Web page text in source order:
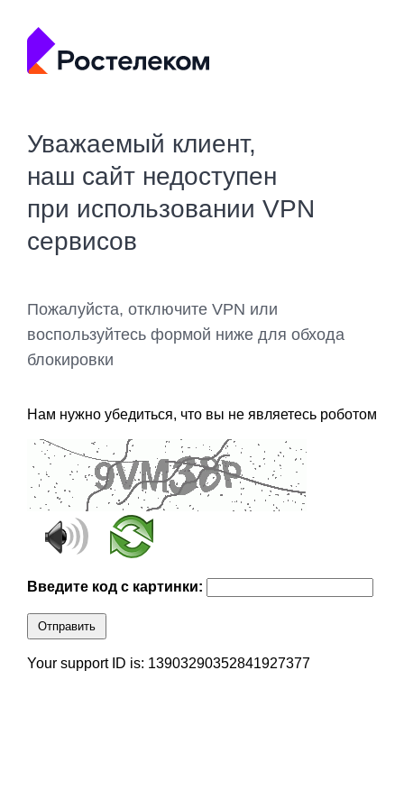
Уважаемый клиент,
наш сайт недоступен
при использовании VPN
сервисов
Пожалуйста, отключите VPN или
воспользуйтесь формой ниже для обхода
блокировки
Нам нужно убедиться, что вы не являетесь роботом
Введите код с картинки:
Отправить
Your support ID is: 13903290352841927377